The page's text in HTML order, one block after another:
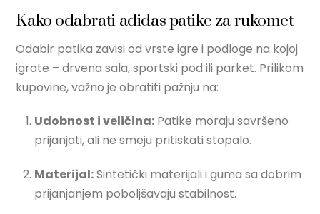
Kako odabrati adidas patike za rukomet
Odabir patika zavisi od vrste igre i podloge na kojoj
igrate – drvena sala, sportski pod ili parket. Prilikom
kupovine, važno je obratiti pažnju na:
Udobnost i veličina: Patike moraju savršeno
prijanjati, ali ne smeju pritiskati stopalo.
Materijal:Sintetički materijali i guma sa dobrim
prijanjanjem poboljšavaju stabilnost.